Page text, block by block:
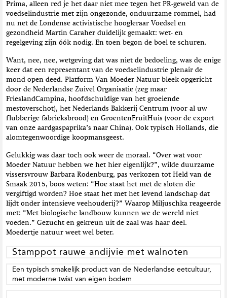
Prima, alleen red je het daar niet mee tegen het PR-geweld van de
voedselindustrie met zijn ongezonde, onduurzame rommel, had
nu net de Londense activistische hoogleraar Voedsel en
gezondheid Martin Caraher duidelijk gemaakt: wet- en
regelgeving zijn óók nodig. En toen begon de boel te schuren.
Want, nee, nee, wetgeving dat was niet de bedoeling, was de enige
keer dat een representant van de voedselindustrie plenair de
mond open deed. Platform Van Moeder Natuur bleek opgericht
door de Nederlandse Zuivel Organisatie (zeg maar
FrieslandCampina, hoofdschuldige van het groeiende
mestoverschot), het Nederlands Bakkerij Centrum (voor al uw
flubberige fabrieksbrood) en GroentenFruitHuis (voor de export
van onze aardgaspaprika’s naar China). Ook typisch Hollands, die
alomtegenwoordige koopmansgeest.
Gelukkig was daar toch ook weer de moraal. “Over wat voor
Moeder Natuur hebben we het hier eigenlijk?”, wilde duurzame
vissersvrouw Barbara Rodenburg, pas verkozen tot Held van de
Smaak 2015, boos weten: “Hoe staat het met de sloten die
vergiftigd worden? Hoe staat het met het levend landschap dat
lijdt onder intensieve veehouderij?” Waarop Miljuschka reageerde
met: “Met biologische landbouw kunnen we de wereld niet
voeden.” Gezucht en gekreun uit de zaal was haar deel.
Moedertje natuur weet wel beter.
Stamppot rauwe andijvie met walnoten
Een typisch smakelijk product van de Nederlandse eetcultuur,
met moderne twist van eigen bodem